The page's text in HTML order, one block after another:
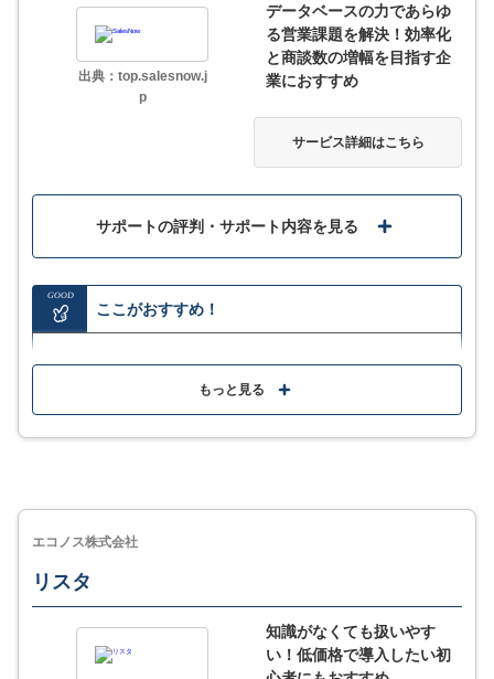
料金について確認したい場合は問い合わせが必要
サービス詳細
出典：top.salesnow.j
p
データベースの力であらゆ
る営業課題を解決！効率化
と商談数の増幅を目指す企
業におすすめ
サービス詳細はこちら
サポートの評判・サポート内容を見る
GOOD
ここがおすすめ！
全国540万社の企業データによって、営業のムダを省
いて商談まで最短でつなげる
MORE
すべての情報が最新の状態で入っているわけではな
もっと見る
エコノス株式会社
リスタ
知識がなくても扱いやす
い！低価格で導入したい初